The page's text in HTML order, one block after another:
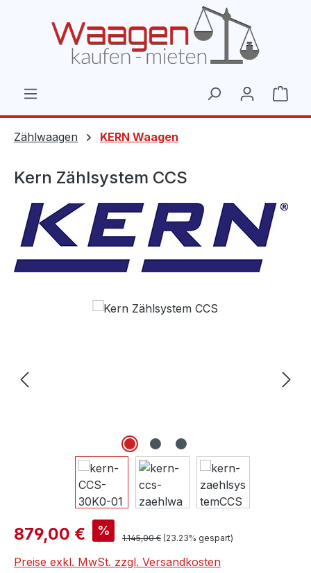
Zählwaagen KERN Waagen
Kern Zählsystem CCS
Bildergalerie überspringen
Verkaufspreis:
879,00 € % Regulärer Preis:
1.145,00 € (23.23% gespart)
Preise exkl. MwSt. zzgl. Versandkosten